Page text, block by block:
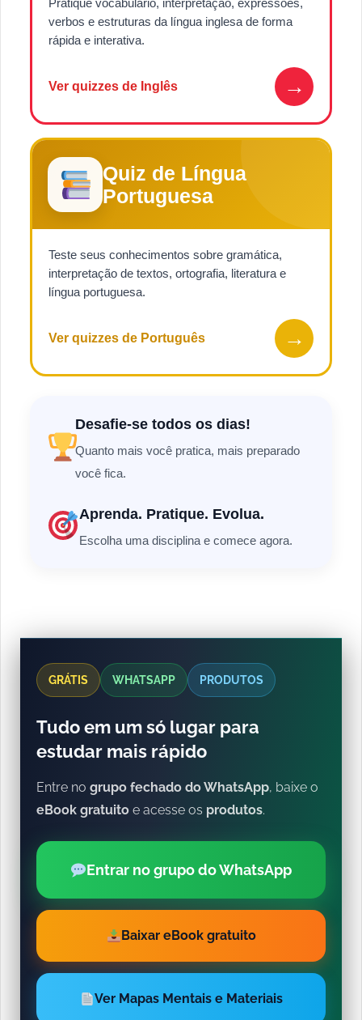
Pratique vocabulário, interpretação, expressões,
verbos e estruturas da língua inglesa de forma
rápida e interativa.
Ver quizzes de Inglês →
Quiz de Língua
Portuguesa
Teste seus conhecimentos sobre gramática,
interpretação de textos, ortografia, literatura e
língua portuguesa.
Ver quizzes de Português →
Desafie-se todos os dias!
Quanto mais você pratica, mais preparado
você fica.
Aprenda. Pratique. Evolua.
Escolha uma disciplina e comece agora.
GRÁTIS WHATSAPP PRODUTOS
Tudo em um só lugar para
estudar mais rápido
Entre no grupo fechado do WhatsApp, baixe o
eBook gratuito e acesse os produtos.
Entrar no grupo do WhatsApp
Baixar eBook gratuito
Ver Mapas Mentais e Materiais